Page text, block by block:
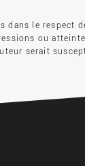
dans le respect
ou
serait